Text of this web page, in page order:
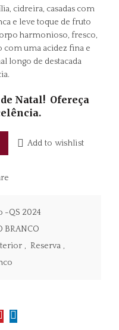
cidreira, casadas com
e leve toque de fruto
harmonioso, fresco,
uma acidez fina e
longo de destacada
Natal! Ofereça
Senhoras Doc Beira
Add to wishlist
-QS 2024
BRANCO
, Reserva ,